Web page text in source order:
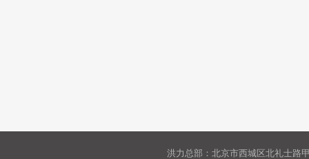
洪力总部：北京市西城区北礼士路